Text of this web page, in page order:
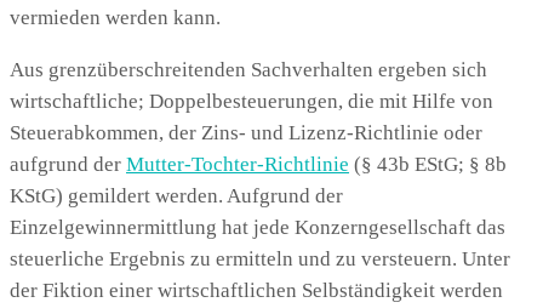
vermieden werden kann.
Aus grenzüberschreitenden Sachverhalten ergeben sich
wirtschaftliche; Doppelbesteuerungen, die mit Hilfe von
Steuerabkommen, der Zins- und Lizenz-Richtlinie oder
aufgrund der Mutter-Tochter-Richtlinie (§ 43b EStG; § 8b
KStG) gemildert werden. Aufgrund der
Einzelgewinnermittlung hat jede Konzerngesellschaft das
steuerliche Ergebnis zu ermitteln und zu versteuern. Unter
der Fiktion einer wirtschaftlichen Selbständigkeit werden